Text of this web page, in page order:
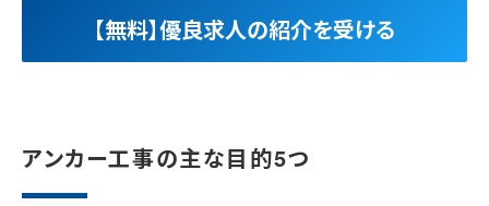
【無料】優良求人の紹介を受ける
アンカー工事の主な目的5つ